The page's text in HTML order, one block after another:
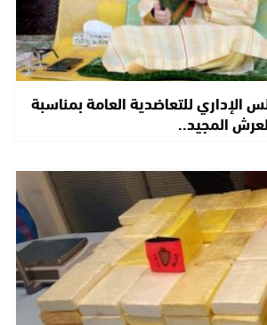
الإداري للتعاضدية العامة بمناسبة